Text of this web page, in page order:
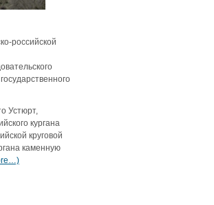
российской
Устюрт,
кургана
круговой
каменную